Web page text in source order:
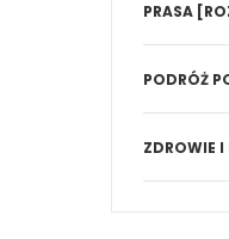
PRASA
PODRÓŻ
ZDROWIE I